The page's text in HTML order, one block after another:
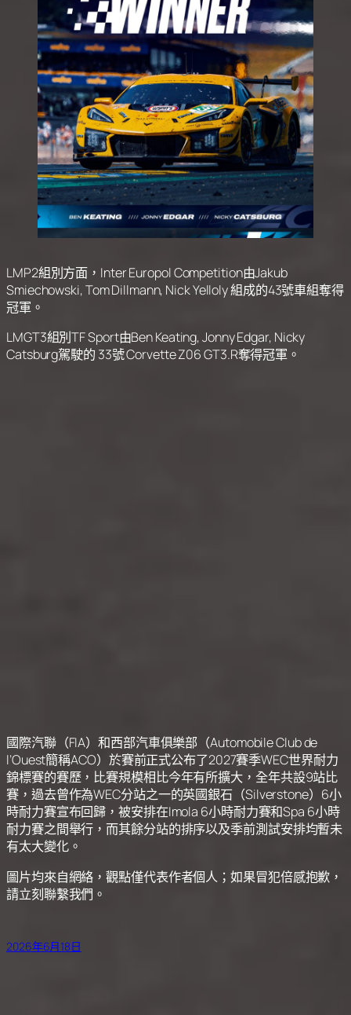
LMP2組別方面，Inter Europol Competition由Jakub
Smiechowski, Tom Dillmann, Nick Yelloly 組成的43號車組奪得
冠軍。
LMGT3組別TF Sport由Ben Keating, Jonny Edgar, Nicky
Catsburg駕駛的 33號 Corvette Z06 GT3.R奪得冠軍。
國際汽聯（FIA）和西部汽車俱樂部（Automobile Club de
l’Ouest簡稱ACO）於賽前正式公布了2027賽季WEC世界耐力
錦標賽的賽歷，比賽規模相比今年有所擴大，全年共設9站比
賽，過去曾作為WEC分站之一的英國銀石（Silverstone）6小
時耐力賽宣布回歸，被安排在Imola 6小時耐力賽和Spa 6小時
耐力賽之間舉行，而其餘分站的排序以及季前測試安排均暫未
有太大變化。
圖片均來自網絡，觀點僅代表作者個人；如果冒犯倍感抱歉，
請立刻聯繫我們。
2026年6月18日